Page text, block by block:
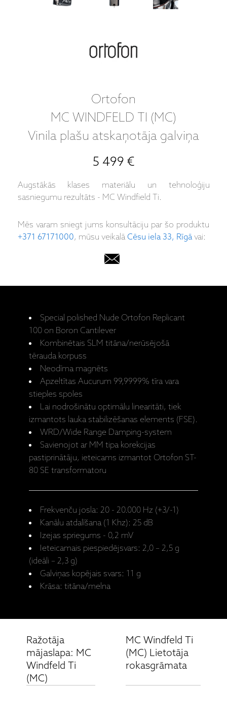
Ortofon
MC WINDFELD TI (MC)
Vinila plašu atskaņotāja galviņa
5 499 €
Augstākās klases materiālu un tehnoloģiju
sasniegumu rezultāts - MC Windfield Ti.
Mēs varam sniegt jums konsultāciju par šo produktu
+371 67171000, mūsu veikalāCēsu iela 33, Rīgāvai:
Special polished Nude Ortofon Replicant
100 on Boron Cantilever
Kombinētais SLM titāna/nerūsējošā
tērauda korpuss
Neodīma magnēts
Apzeltītas Aucurum 99,9999% tīra vara
stieples spoles
Lai nodrošinātu optimālu linearitāti, tiek
izmantots lauka stabilizēšanas elements (FSE).
WRD/Wide Range Damping-system
Savienojot ar MM tipa korekcijas
pastiprinātāju, ieteicams izmantot Ortofon ST-
80 SE transformatoru
Frekvenču josla: 20 - 20.000 Hz (+3/-1)
Kanālu atdalīšana (1 Khz): 25 dB
Izejas spriegums - 0,2 mV
Ieteicamais piespiedējsvars: 2,0 – 2,5 g
(ideāli – 2,3 g)
Galviņas kopējais svars: 11 g
Krāsa: titāna/melna
Ražotāja
mājaslapa: MC
Windfeld Ti
(MC)
MC Windfeld Ti
(MC) Lietotāja
rokasgrāmata